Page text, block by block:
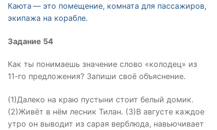
Каюта — это помещение, комната для пассажиров,
экипажа на корабле.
Задание 54
Как ты понимаешь значение слово «колодец» из
11-го предложения? Запиши своё объяснение.
(1)Далеко на краю пустыни стоит белый домик.
(2)Живёт в нём лесник Тилан. (3)В августе каждое
утро он выводит из сарая верблюда, навьючивает